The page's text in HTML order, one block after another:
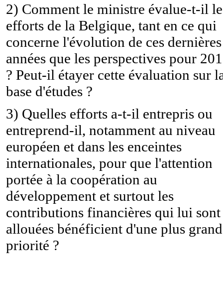
2) Comment le ministre évalue-t-il
efforts de la Belgique, tant en ce qui
concerne l'évolution de ces dernières
années que les perspectives pour
? Peut-il étayer cette évaluation sur
base d'études ?
3) Quelles efforts a-t-il entrepris ou
entreprend-il, notamment au niveau
européen et dans les enceintes
internationales, pour que l'attention
portée à la coopération au
développement et surtout les
contributions financières qui lui sont
allouées bénéficient d'une plus
priorité ?